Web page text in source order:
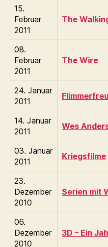
15.
Februar
2011
The
08.
Februar
2011
The Wire
24. Januar
2011
14. Januar
2011
Wes
03. Januar
2011
Kriegsfilme
23.
Dezember
2010
Serien mit
06.
Dezember
2010
3D – Ein